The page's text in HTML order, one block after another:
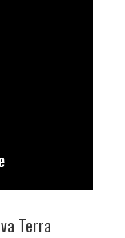
Terra